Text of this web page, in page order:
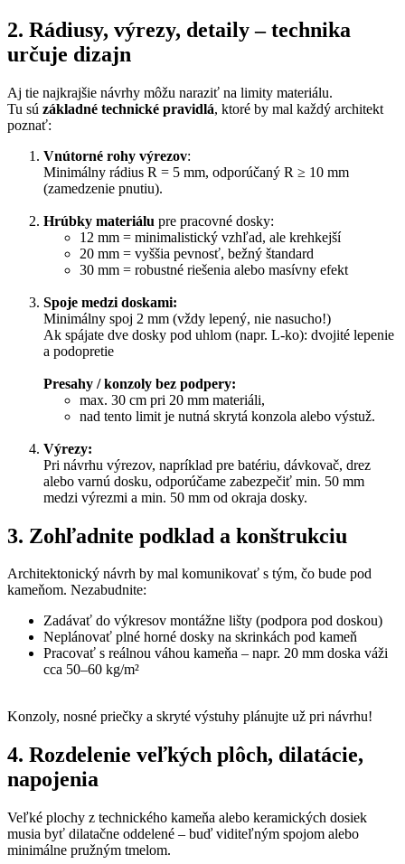
2. Rádiusy, výrezy, detaily – technika
určuje dizajn
Aj tie najkrajšie návrhy môžu naraziť na limity materiálu.
Tu sú základné technické pravidlá, ktoré by mal každý architekt
poznať:
Vnútorné rohy výrezov:
Minimálny rádius R = 5 mm, odporúčaný R ≥ 10 mm
(zamedzenie pnutiu).
Hrúbky materiálu pre pracovné dosky:
12 mm = minimalistický vzhľad, ale krehkejší
20 mm = vyššia pevnosť, bežný štandard
30 mm = robustné riešenia alebo masívny efekt
Spoje medzi doskami:
Minimálny spoj 2 mm (vždy lepený, nie nasucho!)
Ak spájate dve dosky pod uhlom (napr. L-ko): dvojité lepenie
a podopretie
Presahy / konzoly bez podpery:
max. 30 cm pri 20 mm materiáli,
nad tento limit je nutná skrytá konzola alebo výstuž.
Výrezy:
Pri návrhu výrezov, napríklad pre batériu, dávkovač, drez
alebo varnú dosku, odporúčame zabezpečiť min. 50 mm
medzi výrezmi a min. 50 mm od okraja dosky.
3. Zohľadnite podklad a konštrukciu
Architektonický návrh by mal komunikovať s tým, čo bude pod
kameňom. Nezabudnite:
Zadávať do výkresov montážne lišty (podpora pod doskou)
Neplánovať plné horné dosky na skrinkách pod kameň
Pracovať s reálnou váhou kameňa – napr. 20 mm doska váži
cca 50–60 kg/m²
Konzoly, nosné priečky a skryté výstuhy plánujte už pri návrhu!
4. Rozdelenie veľkých plôch, dilatácie,
napojenia
Veľké plochy z technického kameňa alebo keramických dosiek
musia byť dilatačne oddelené – buď viditeľným spojom alebo
minimálne pružným tmelom.